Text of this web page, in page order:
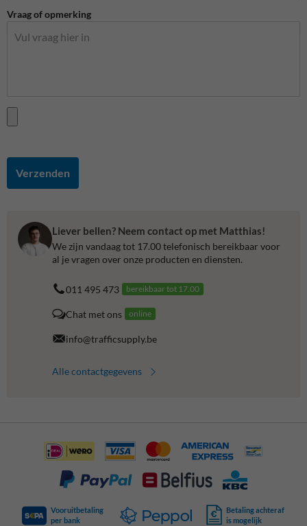
Vraag of opmerking
Verzenden
Liever bellen? Neem contact op met Matthias!
We zijn vandaag tot 17.00 telefonisch bereikbaar voor
al je vragen over onze producten en diensten.
011 495 473 bereikbaar tot 17.00
Chat met ons online
info@trafficsupply.be
Alle contactgegevens
Vooruitbetaling
per bank
Betaling achteraf
is mogelijk